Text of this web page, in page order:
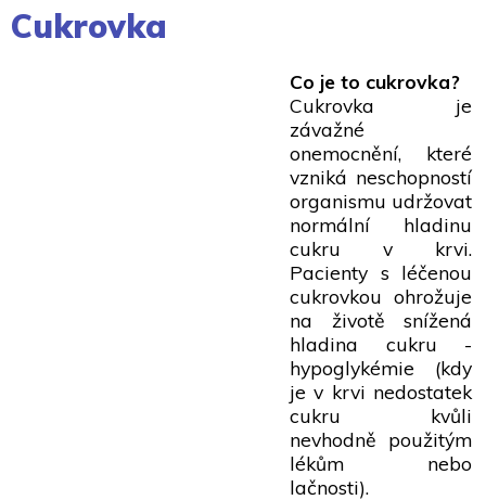
Cukrovka
Co je to cukrovka?
Cukrovka je
závažné
onemocnění, které
vzniká neschopností
organismu udržovat
normální hladinu
cukru v krvi.
Pacienty s léčenou
cukrovkou ohrožuje
na životě snížená
hladina cukru -
hypoglykémie (kdy
je v krvi nedostatek
cukru kvůli
nevhodně použitým
lékům nebo
lačnosti).